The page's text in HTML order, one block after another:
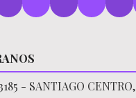
- SANTIAGO CENTRO,